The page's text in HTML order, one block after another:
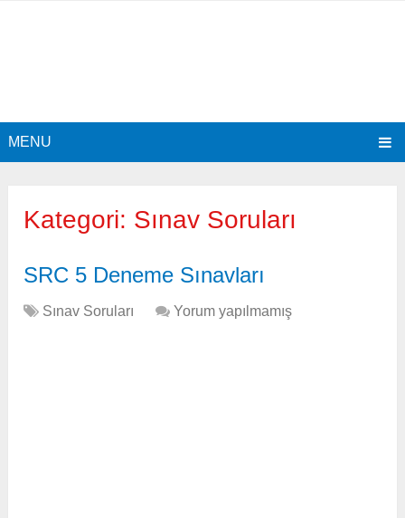
MENU
Kategori: Sınav Soruları
SRC 5 Deneme Sınavları
Sınav Soruları Yorum yapılmamış